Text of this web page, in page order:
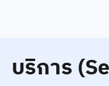
บริการ